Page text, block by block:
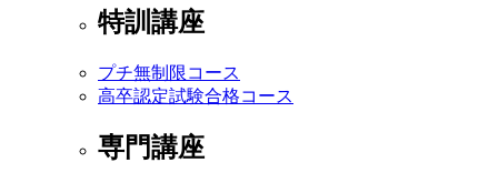
特訓講座
プチ無制限コース
高卒認定試験合格コース
専門講座